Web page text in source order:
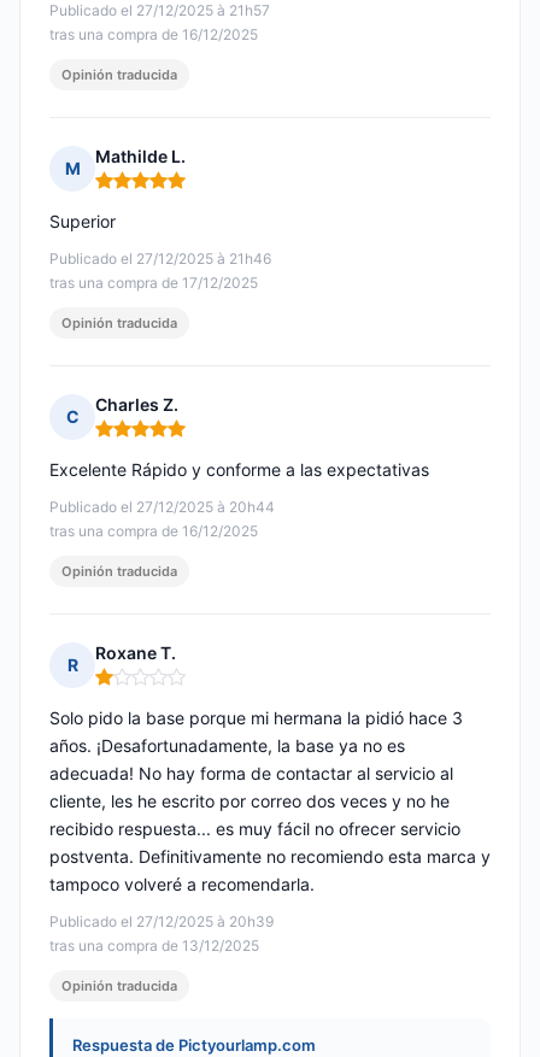
Publicado el 27/12/2025 à 21h57
tras una compra de 16/12/2025
Opinión traducida
M
Mathilde L.
Nota: 5 de 5
Publicado el 27/12/2025 à 21h46
tras una compra de 17/12/2025
Superior
Opinión traducida
C
Charles Z.
Nota: 5 de 5
Publicado el 27/12/2025 à 20h44
tras una compra de 16/12/2025
Excelente Rápido y conforme a las expectativas
Opinión traducida
R
Roxane T.
Nota: 1 de 5
Publicado el 27/12/2025 à 20h39
tras una compra de 13/12/2025
Solo pido la base porque mi hermana la pidió hace 3
años. ¡Desafortunadamente, la base ya no es
adecuada! No hay forma de contactar al servicio al
cliente, les he escrito por correo dos veces y no he
recibido respuesta... es muy fácil no ofrecer servicio
postventa. Definitivamente no recomiendo esta marca y
tampoco volveré a recomendarla.
Opinión traducida
Respuesta de Pictyourlamp.com